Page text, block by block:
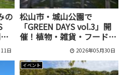
の
日
松山市・城山公園で
「GREEN DAYS vol.3」開
催！植物・雑貨・フードが
集まる人気イベント2026年05月30日
イベント